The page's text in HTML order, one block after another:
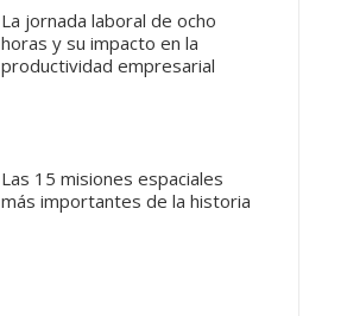
La jornada laboral de ocho
horas y su impacto en la
productividad empresarial
Las 15 misiones espaciales
más importantes de la historia